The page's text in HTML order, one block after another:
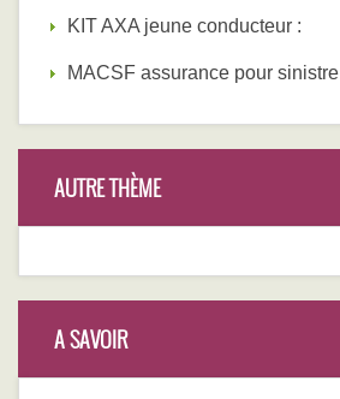
KIT AXA jeune conducteur :
MACSF assurance pour sinistre
AUTRE THÈME
A SAVOIR